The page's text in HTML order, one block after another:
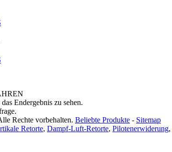
Endergebnis zu sehen.
Rechte vorbehalten. Beliebte Produkte - Sitemap
Retorte, Dampf-Luft-Retorte, Pilotenerwiderung,